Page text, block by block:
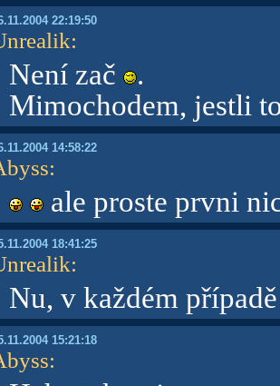
22:19:50
:
Není zač
.
Mimochodem, jestli
14:58:22
:
ale proste prvni
18:41:25
:
Nu, v každém
15:21:18
: